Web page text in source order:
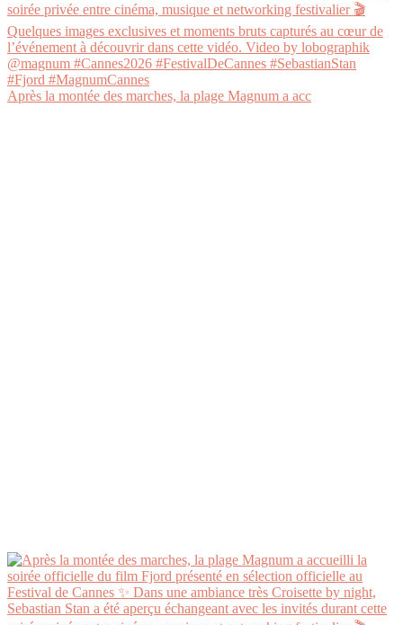
Après la montée des marches, la plage Magnum a acc